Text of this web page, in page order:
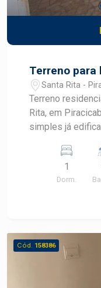
Terreno para
Santa Rita -
Terreno
Rita, em
simples já
arborizada de
espaço e
IMÓVEL -
residencial
do espaço livre
Estrutura básica
1
Dorm.
Cód. 158386